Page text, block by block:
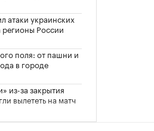
атаки украинских
России
поля: от пашни и
в городе
из-за закрытия
вылететь на матч
с «Реалом»